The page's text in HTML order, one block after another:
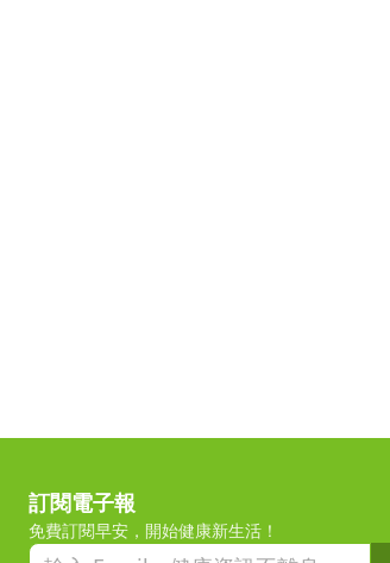
訂閱電子報
免費訂閱早安，開始健康新生活！